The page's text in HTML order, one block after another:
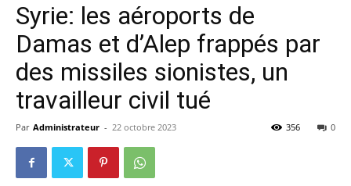
Syrie: les aéroports de
Damas et d’Alep frappés par
des missiles sionistes, un
travailleur civil tué
Par Administrateur - 22 octobre 2023 0
356